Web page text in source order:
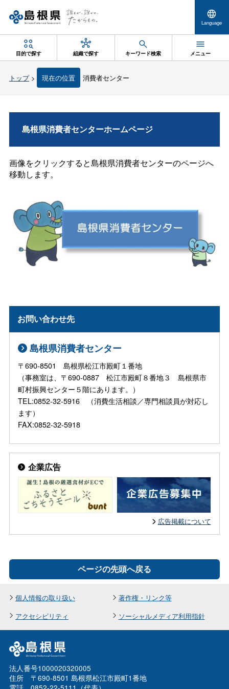
Language
目的で探す 組織で探す キーワード検索 メニュー
トップ> 現在の位置 消費者センター
島根県消費者センターホームページ
画像をクリックすると島根県消費者センターのページへ
移動します。
お問い合わせ先
島根県消費者センター
〒690-8501 島根県松江市殿町１番地
（事務室は、〒690-0887 松江市殿町８番地３ 島根県市
町村振興センター５階にあります。）
TEL:0852-32-5916 （消費生活相談／専門相談員が対応し
ます）
FAX:0852-32-5918
企業広告
広告掲載について
ページの先頭へ戻る
個人情報の取り扱い
著作権・リンク等
アクセシビリティ
ソーシャルメディア利用指針
法人番号1000020320005
住所 〒690-8501 島根県松江市殿町1番地